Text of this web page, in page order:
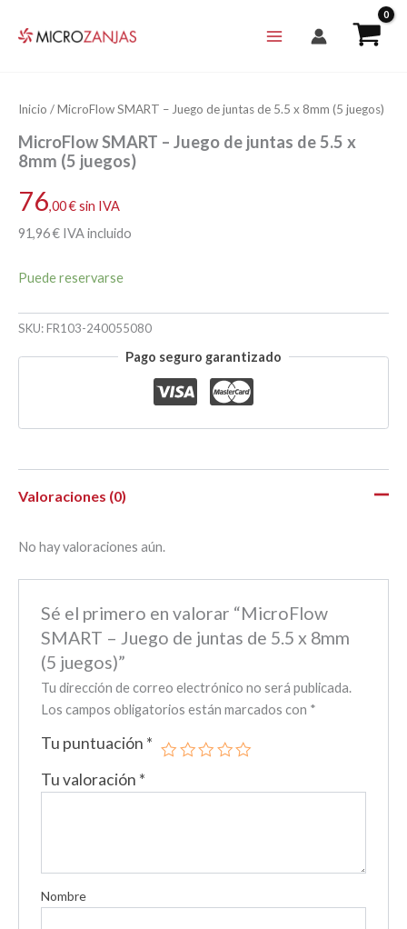
Inicio / MicroFlow SMART – Juego de juntas de 5.5 x 8mm (5 juegos)
MicroFlow SMART – Juego de juntas de 5.5 x
8mm (5 juegos)
76,00€sin IVA
91,96€ IVA incluido
Puede reservarse
SKU:FR103-240055080
Pago seguro garantizado
Valoraciones (0)
No hay valoraciones aún.
Sé el primero en valorar “MicroFlow
SMART – Juego de juntas de 5.5 x 8mm
(5 juegos)”
Tu dirección de correo electrónico no será publicada.
Los campos obligatorios están marcados con *
Tu puntuación *
Tu valoración *
Nombre